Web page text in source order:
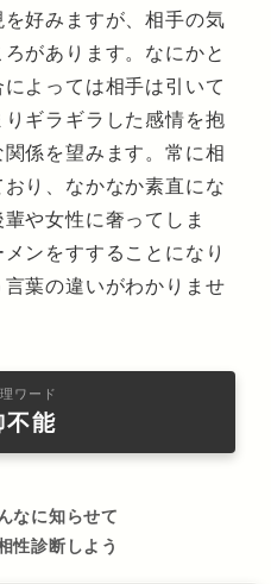
好みますが、相手の気
があります。なにかと
よっては相手は引いて
ギラギラした感情を抱
係を望みます。常に相
り、なかなか素直にな
や女性に奢ってしま
ンをすすることになり
葉の違いがわかりませ
ワード
不能
なに知らせて
性診断しよう